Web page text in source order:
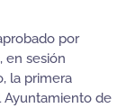
por
en sesión
la primera
Ayuntamiento de